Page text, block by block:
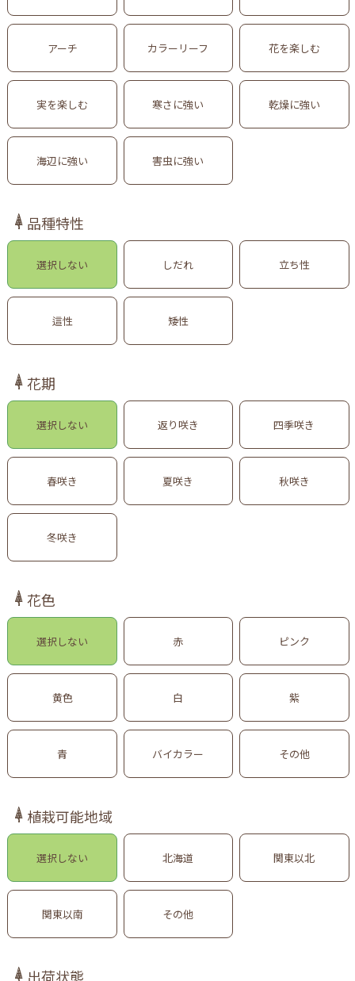
アーチ カラーリーフ 花を楽しむ
実を楽しむ 寒さに強い 乾燥に強い
海辺に強い 害虫に強い
品種特性
選択しない しだれ 立ち性
這性 矮性
花期
選択しない 返り咲き 四季咲き
春咲き 夏咲き 秋咲き
冬咲き
花色
選択しない 赤 ピンク
黄色 白 紫
青 バイカラー その他
植栽可能地域
選択しない 北海道 関東以北
関東以南 その他
出荷状態